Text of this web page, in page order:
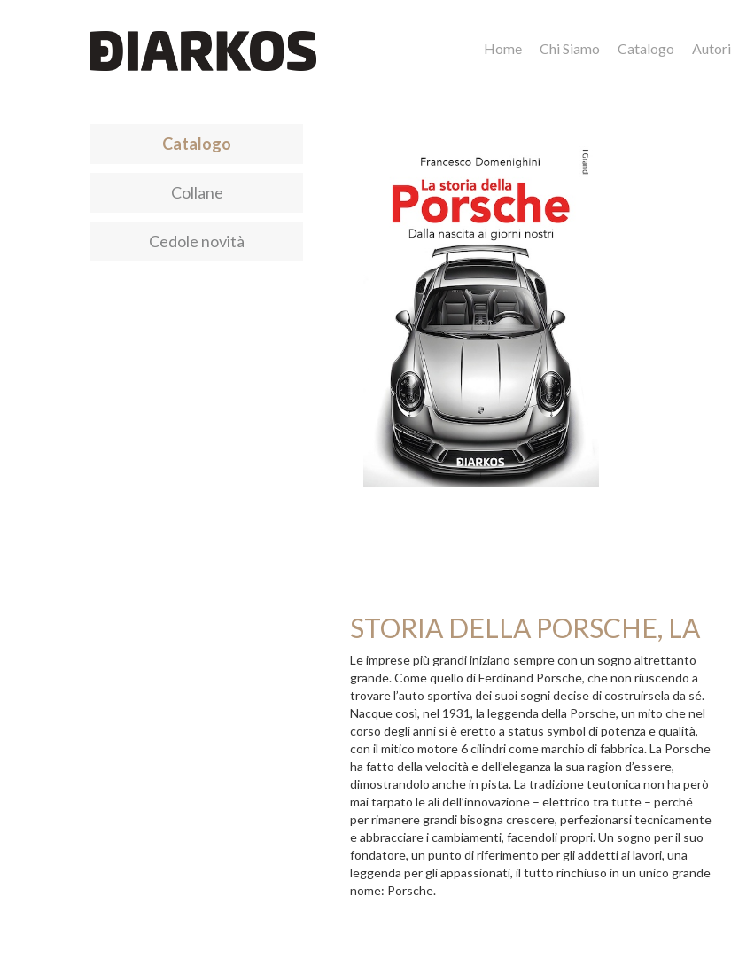
Home Chi Siamo Catalogo Autori
Catalogo
Collane
Cedole novità
STORIA DELLA PORSCHE, LA
Le imprese più grandi iniziano sempre con un sogno altrettanto
grande. Come quello di Ferdinand Porsche, che non riuscendo a
trovare l’auto sportiva dei suoi sogni decise di costruirsela da sé.
Nacque così, nel 1931, la leggenda della Porsche, un mito che nel
corso degli anni si è eretto a status symbol di potenza e qualità,
con il mitico motore 6 cilindri come marchio di fabbrica. La Porsche
ha fatto della velocità e dell’eleganza la sua ragion d’essere,
dimostrandolo anche in pista. La tradizione teutonica non ha però
mai tarpato le ali dell’innovazione – elettrico tra tutte – perché
per rimanere grandi bisogna crescere, perfezionarsi tecnicamente
e abbracciare i cambiamenti, facendoli propri. Un sogno per il suo
fondatore, un punto di riferimento per gli addetti ai lavori, una
leggenda per gli appassionati, il tutto rinchiuso in un unico grande
nome: Porsche.